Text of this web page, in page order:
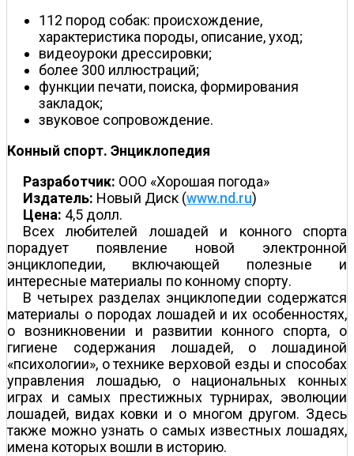
112 пород собак: происхождение,
характеристика породы, описание, уход;
видеоуроки дрессировки;
более 300 иллюстраций;
функции печати, поиска, формирования
закладок;
звуковое сопровождение.
Конный спорт. Энциклопедия
Разработчик: ООО «Хорошая погода»
Издатель: Новый Диск (www.nd.ru)
Цена: 4,5 долл.
Всех любителей лошадей и конного спорта
порадует появление новой электронной
энциклопедии, включающей полезные и
интересные материалы по конному спорту.
В четырех разделах энциклопедии содержатся
материалы о породах лошадей и их особенностях,
о возникновении и развитии конного спорта, о
гигиене содержания лошадей, о лошадиной
«психологии», о технике верховой езды и способах
управления лошадью, о национальных конных
играх и самых престижных турнирах, эволюции
лошадей, видах ковки и о многом другом. Здесь
также можно узнать о самых известных лошадях,
имена которых вошли в историю.